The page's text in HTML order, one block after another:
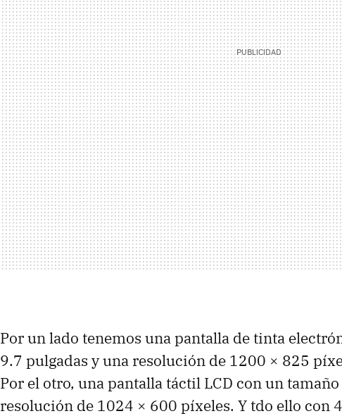
Por un lado tenemos una pantalla de tinta
9.7 pulgadas y una resolución de 1200 × 825
Por el otro, una pantalla táctil LCD con un
resolución de 1024 × 600 píxeles. Y tdo ello con